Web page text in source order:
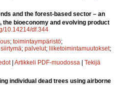
and the forest-based sector – an
bioeconomy and evolving product
10.14214/df.344
; toimintaympäristö;
; palvelut; liiketoimintamuutokset;
| Artikkeli PDF-muodossa | Tekijä
individual dead trees using airborne